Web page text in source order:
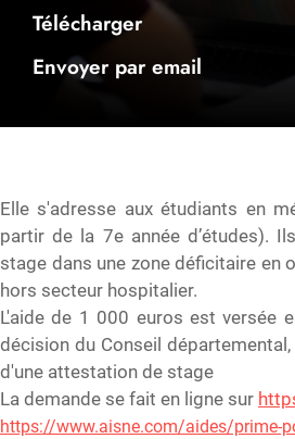
Télécharger
Envoyer par email
Elle s'adresse aux étudiants en
partir de la 7e année d’études).
stage dans une zone déficitaire en
hors secteur hospitalier.
L'aide de 1 000 euros est versée
décision du Conseil
d'une attestation de stage
La demande se fait en ligne sur
https://www.aisne.com/aides/prime-